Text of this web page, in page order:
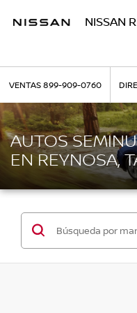
NISSAN
VENTAS899-909-0760
AUTOS
EN REYNOSA,